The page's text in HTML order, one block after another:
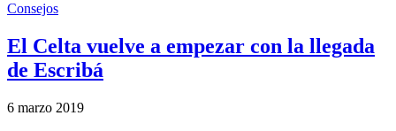
Consejos
El Celta vuelve a empezar con la llegada
de Escribá
6 marzo 2019